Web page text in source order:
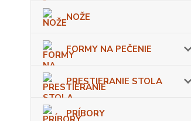
NOŽE
FORMY NA PEČENIE
PRESTIERANIE STOLA
PRÍBORY